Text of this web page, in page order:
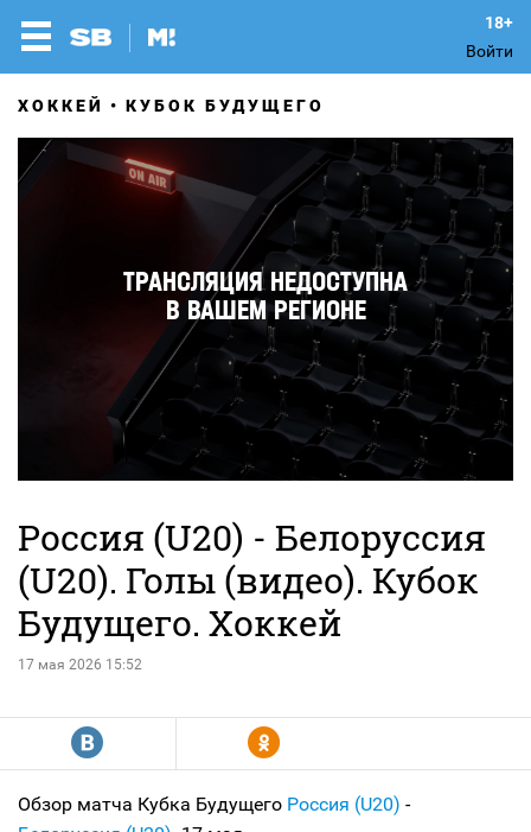
Войти
ХОККЕЙ КУБОК БУДУЩЕГО
Россия (U20) - Белоруссия
(U20). Голы (видео). Кубок
Будущего. Хоккей
17 мая 2026 15:52
R Y
Обзор матча Кубка Будущего Россия (U20) -